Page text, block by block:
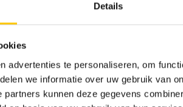
Details
advertenties te personaliseren, om
we informatie over uw gebruik van
kunnen deze gegevens
854